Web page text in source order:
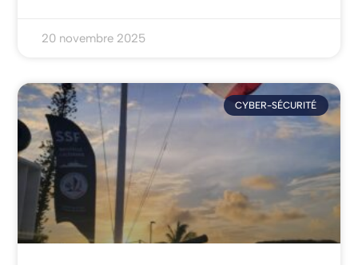
20 novembre 2025
CYBER-SÉCURITÉ